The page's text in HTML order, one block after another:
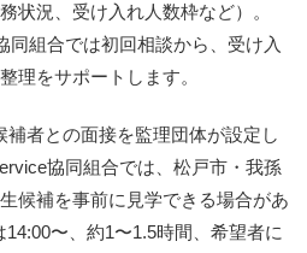
状況、受け入れ人数枠など）。
同組合では初回相談から、受け入
理をサポートします。
補者との面接を監理団体が設定し
協同組合では、松戸市・我孫
候補を事前に見学できる場合があ
〜、約1〜1.5時間、希望者に